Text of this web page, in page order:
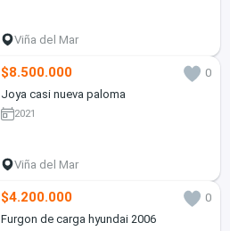
Viña del Mar
$8.500.000
0
Joya casi nueva paloma
2021
Viña del Mar
$4.200.000
0
Furgon de carga hyundai 2006